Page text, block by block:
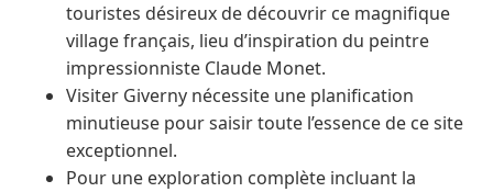
touristes désireux de découvrir ce magnifique
village français, lieu d’inspiration du peintre
impressionniste Claude Monet.
Visiter Giverny nécessite une planification
minutieuse pour saisir toute l’essence de ce site
exceptionnel.
Pour une exploration complète incluant la